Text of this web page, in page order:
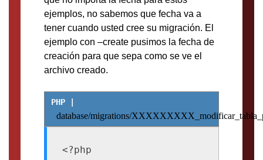
ejemplos, no sabemos que fecha va a
tener cuando usted cree su migración. El
ejemplo con –create pusimos la fecha de
creación para que sepa como se ve el
archivo creado.
database/migrations/
<?php